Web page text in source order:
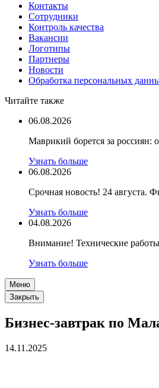
Контакты
Сотрудники
Контроль качества
Вакансии
Логотипы
Партнеры
Новости
Обработка персональных
Читайте также
06.08.2026
Маврикий борется за россиян:
Узнать больше
06.08.2026
Срочная новость! 24
Узнать больше
04.08.2026
Внимание! Технические работы
Узнать больше
Меню
Закрыть
Бизнес-завтрак по
14.11.2025